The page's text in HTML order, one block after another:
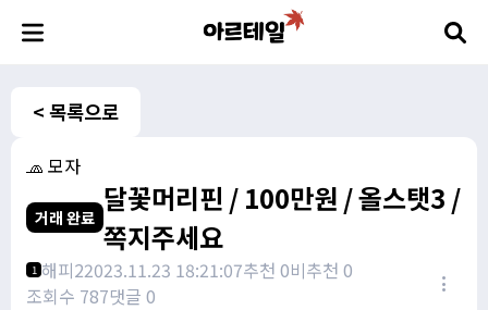
< 목록으로
🧢 모자
거래 완료
달꽃머리핀 / 100만원 / 올스탯3 /
쪽지주세요
1 해피22023.11.23 18:21:07추천 0비추천 0
조회수 787댓글 0